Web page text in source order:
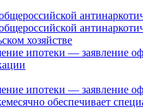
хозяйстве
ипотеки — заявление
ипотеки — заявление
обеспечивает